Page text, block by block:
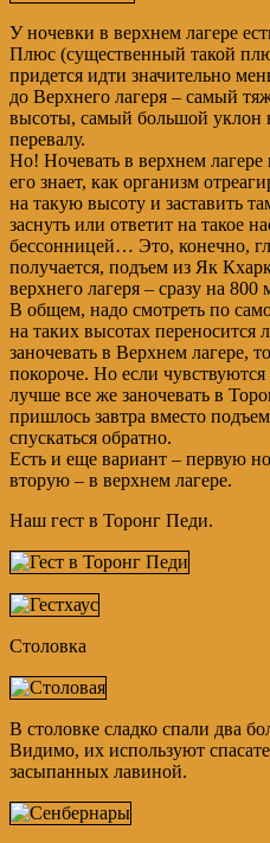
У ночевки в верхнем лагере
Плюс (существенный такой
придется идти значительно
до Верхнего лагеря – самый
высоты, самый большой уклон
перевалу.
Но! Ночевать в верхнем
его знает, как организм
на такую высоту и заставить
заснуть или ответит на такое
бессонницей… Это, конечно,
получается, подъем из Як
верхнего лагеря – сразу на
В общем, надо смотреть по
на таких высотах переносится
заночевать в Верхнем лагере,
покороче. Но если
лучше все же заночевать в
пришлось завтра вместо
спускаться обратно.
Есть и еще вариант – первую
вторую – в верхнем лагере.
Наш гест в Торонг Педи.
Столовка
В столовке сладко спали два
Видимо, их используют
засыпанных лавиной.